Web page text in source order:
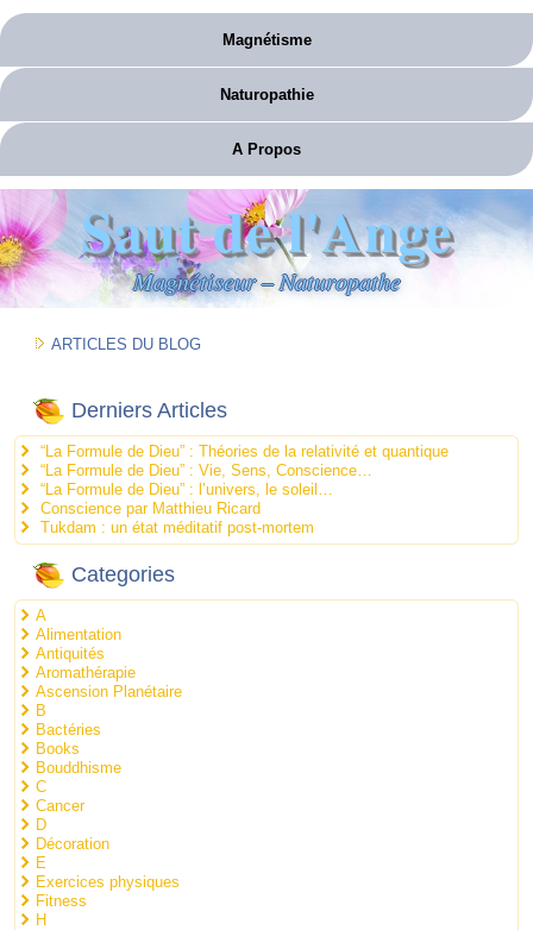
Magnétisme
Naturopathie
A Propos
Saut de l'Ange
Magnétiseur – Naturopathe
ARTICLES DU BLOG
Derniers Articles
“La Formule de Dieu” : Théories de la relativité et quantique
“La Formule de Dieu” : Vie, Sens, Conscience…
“La Formule de Dieu” : l’univers, le soleil…
Conscience par Matthieu Ricard
Tukdam : un état méditatif post-mortem
Categories
A
Alimentation
Antiquités
Aromathérapie
Ascension Planétaire
B
Bactéries
Books
Bouddhisme
C
Cancer
D
Décoration
E
Exercices physiques
Fitness
H